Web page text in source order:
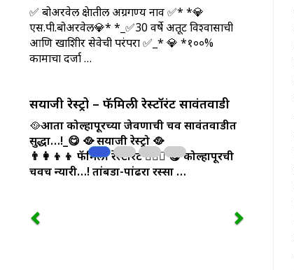
✅ बोअरवेल क्षेत्रातील अग्रगण्य नाव ✅* *💎
एस.पी.बोअरवेल💎* *_✅30 वर्षे अतूट विश्वासाची
आणि खात्रिशीर सेवेची परंपरा ✅_* 💎 *१००%
कामाचा दर्जा …
सयाजी रेस्ट्रो – फॅमिली रेस्टॉरंट सावंतवाडी
🥘आता कोल्हापूरच्या जेवणाची चव सावंतवाडीत
सुद्धा…!_😋 🥘 सयाजी रेस्ट्रो 🥘
👨‍👩‍👦‍👦 फॅमिली रेस्टॉरंट 👩‍❤️‍👨😋 कोल्हापूरची
चवच न्यारी…! तांबडा-पांढरा रस्सा …